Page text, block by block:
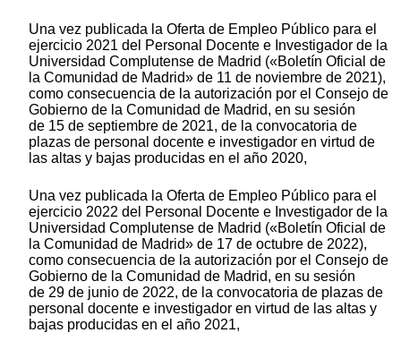
Una vez publicada la Oferta de Empleo Público para el
ejercicio 2021 del Personal Docente e Investigador de la
Universidad Complutense de Madrid («Boletín Oficial de
la Comunidad de Madrid» de 11 de noviembre de 2021),
como consecuencia de la autorización por el Consejo de
Gobierno de la Comunidad de Madrid, en su sesión
de 15 de septiembre de 2021, de la convocatoria de
plazas de personal docente e investigador en virtud de
las altas y bajas producidas en el año 2020,
Una vez publicada la Oferta de Empleo Público para el
ejercicio 2022 del Personal Docente e Investigador de la
Universidad Complutense de Madrid («Boletín Oficial de
la Comunidad de Madrid» de 17 de octubre de 2022),
como consecuencia de la autorización por el Consejo de
Gobierno de la Comunidad de Madrid, en su sesión
de 29 de junio de 2022, de la convocatoria de plazas de
personal docente e investigador en virtud de las altas y
bajas producidas en el año 2021,